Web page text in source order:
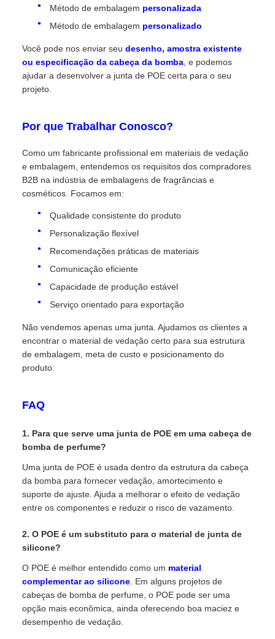
Método de embalagem personalizada
Método de embalagem personalizado
Você pode nos enviar seu desenho, amostra existente
ou especificação da cabeça da bomba , e podemos
ajudar a desenvolver a junta de POE certa para o seu
projeto.
Por que Trabalhar Conosco?
Como um fabricante profissional em materiais de vedação
e embalagem, entendemos os requisitos dos compradores
B2B na indústria de embalagens de fragrâncias e
cosméticos. Focamos em:
Qualidade consistente do produto
Personalização flexível
Recomendações práticas de materiais
Comunicação eficiente
Capacidade de produção estável
Serviço orientado para exportação
Não vendemos apenas uma junta. Ajudamos os clientes a
encontrar o material de vedação certo para sua estrutura
de embalagem, meta de custo e posicionamento do
produto.
FAQ
1. Para que serve uma junta de POE em uma cabeça de
bomba de perfume?
Uma junta de POE é usada dentro da estrutura da cabeça
da bomba para fornecer vedação, amortecimento e
suporte de ajuste. Ajuda a melhorar o efeito de vedação
entre os componentes e reduzir o risco de vazamento.
2. O POE é um substituto para o material de junta de
silicone?
O POE é melhor entendido como um material
complementar ao silicone. Em alguns projetos de
cabeças de bomba de perfume, o POE pode ser uma
opção mais econômica, ainda oferecendo boa maciez e
desempenho de vedação.